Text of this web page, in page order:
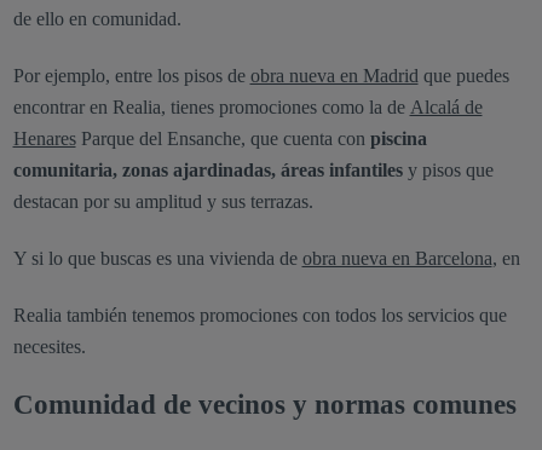
de ello en comunidad.
Por ejemplo, entre los pisos de obra nueva en Madrid que puedes
encontrar en Realia, tienes promociones como la de Alcalá de
HenaresParque del Ensanche, que cuenta con piscina
comunitaria, zonas ajardinadas, áreas infantilesy pisos que
destacan por su amplitud y sus terrazas.
Y si lo que buscas es una vivienda de obra nueva en Barcelona, en
Realia también tenemos promociones con todos los servicios que
necesites.
Comunidad de vecinos y normas comunes